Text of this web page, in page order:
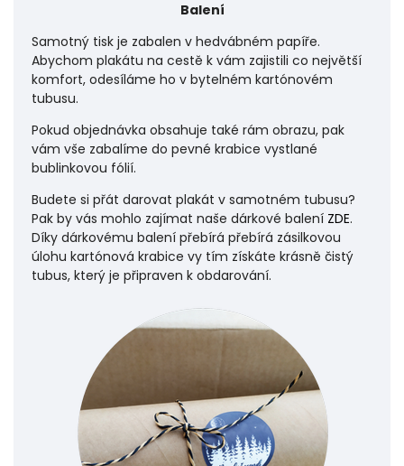
Balení
Samotný tisk je zabalen v hedvábném papíře.
Abychom plakátu na cestě k vám zajistili co největší
komfort, odesíláme ho v bytelném kartónovém
tubusu.
Pokud objednávka obsahuje také rám obrazu, pak
vám vše zabalíme do pevné krabice vystlané
bublinkovou fólií.
Budete si přát darovat plakát v samotném tubusu?
Pak by vás mohlo zajímat naše dárkové balení ZDE.
Díky dárkovému balení přebírá přebírá zásilkovou
úlohu kartónová krabice vy tím získáte krásně čistý
tubus, který je připraven k obdarování.